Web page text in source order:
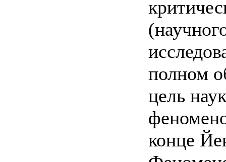
полном
цель
конце